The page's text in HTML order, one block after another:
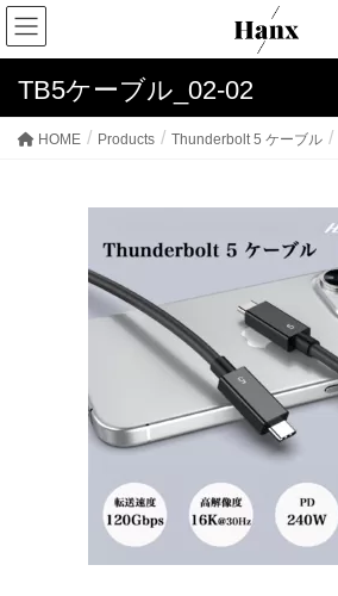
TB5ケーブル_02-02
HOME Products Thunderbolt 5 ケーブル